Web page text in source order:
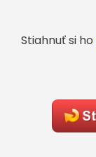
Stiahnuť si ho